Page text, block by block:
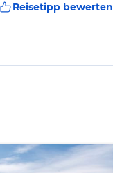
Reisetipp bewerten